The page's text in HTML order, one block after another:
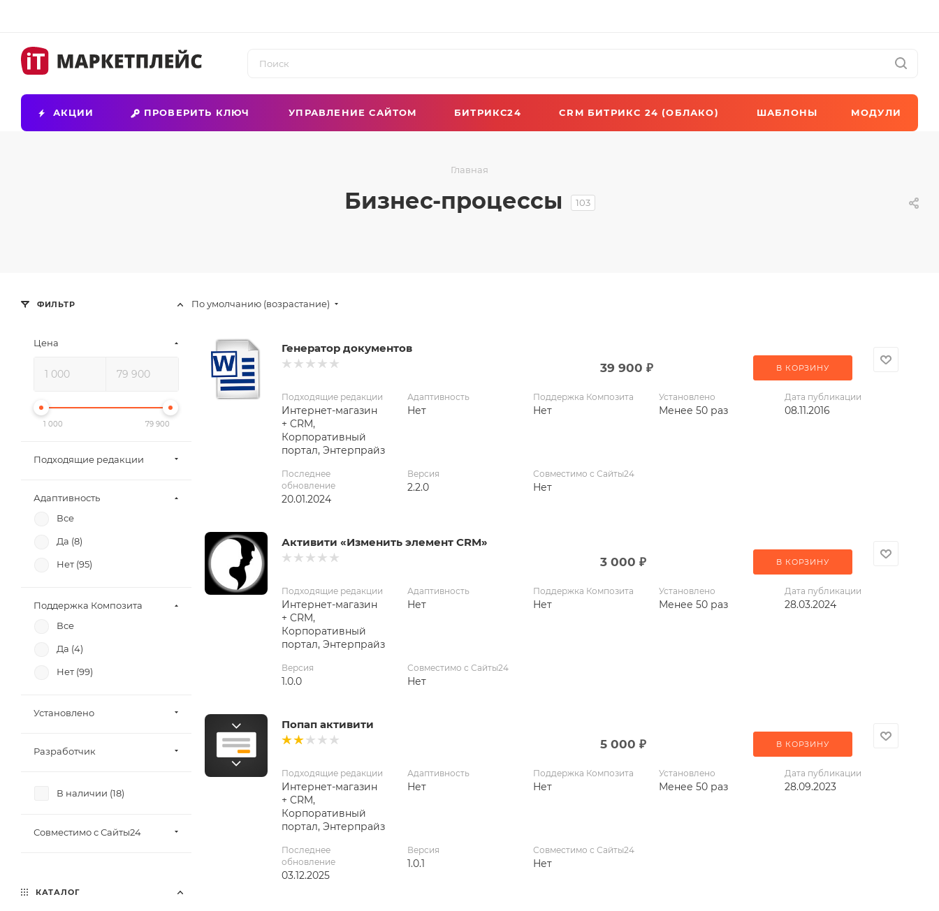
АКЦИИ ПРОВЕРИТЬ КЛЮЧ УПРАВЛЕНИЕ САЙТОМ БИТРИКС24 CRM БИТРИКС 24 (ОБЛАКО) ШАБЛОНЫ МОДУЛИ
Главная
Бизнес-процессы 103
По умолчанию (возрастание)
Генератор документов
39 900 ₽ В КОРЗИНУ
Подходящие редакции
Интернет-магазин
+ CRM,
Корпоративный
портал, Энтерпрайз
Адаптивность
Нет
Поддержка Композита
Нет
Установлено
Менее 50 раз
Дата публикации
08.11.2016
Последнее
обновление
20.01.2024
Версия
2.2.0
Совместимо с Сайты24
Нет
Активити «Изменить элемент CRM»
3 000 ₽ В КОРЗИНУ
Подходящие редакции
Интернет-магазин
+ CRM,
Корпоративный
портал, Энтерпрайз
Адаптивность
Нет
Поддержка Композита
Нет
Установлено
Менее 50 раз
Дата публикации
28.03.2024
Версия
1.0.0
Совместимо с Сайты24
Нет
Попап активити
5 000 ₽ В КОРЗИНУ
Подходящие редакции
Интернет-магазин
+ CRM,
Корпоративный
портал, Энтерпрайз
Адаптивность
Нет
Поддержка Композита
Нет
Установлено
Менее 50 раз
Дата публикации
28.09.2023
Последнее
обновление
03.12.2025
Версия
1.0.1
Совместимо с Сайты24
Нет
ФИЛЬТР
Цена
1 000 79 900
Подходящие редакции
Адаптивность
Все
Да (8)
Нет (95)
Поддержка Композита
Все
Да (4)
Нет (99)
Установлено
Разработчик
В наличии (18)
Совместимо с Сайты24
КАТАЛОГ